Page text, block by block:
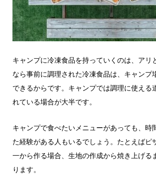
キャンプに冷凍食品を持っていくのは、アリ
なら事前に調理された冷凍食品は、キャンプ
できるからです。キャンプでは調理に使える
れている場合が大半です。
キャンプで食べたいメニューがあっても、時
た経験がある人もいるでしょう。たとえばピ
一から作る場合、生地の作成から焼き上げる
ります。